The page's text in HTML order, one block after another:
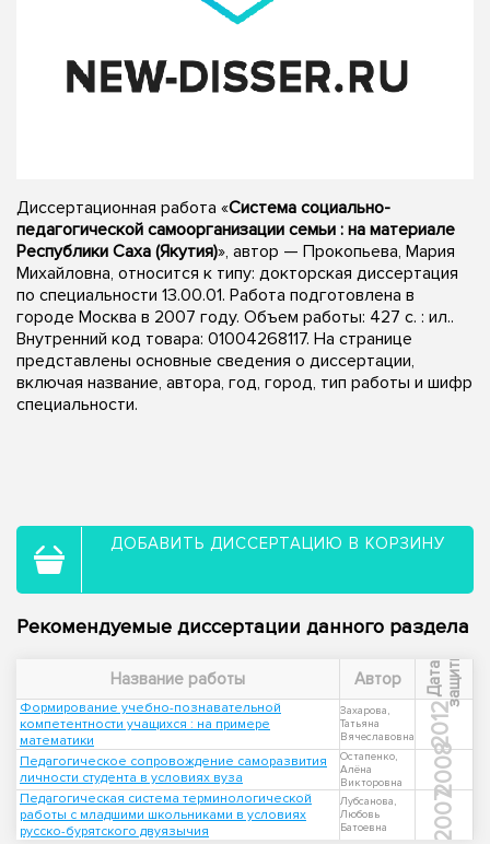
Диссертационная работа «Система социально-
педагогической самоорганизации семьи : на материале
Республики Саха (Якутия)», автор — Прокопьева, Мария
Михайловна, относится к типу: докторская диссертация
по специальности 13.00.01. Работа подготовлена в
городе Москва в 2007 году. Объем работы: 427 с. : ил..
Внутренний код товара: 01004268117. На странице
представлены основные сведения о диссертации,
включая название, автора, год, город, тип работы и шифр
специальности.
ДОБАВИТЬ ДИССЕРТАЦИЮ В КОРЗИНУ
Рекомендуемые диссертации данного раздела
Название работы Автор Д
а
т
а
з
а
щ
и
т ы
Формирование учебно-познавательной
компетентности учащихся : на примере
математики
Захарова,
Татьяна
Вячеславовна
2012
Педагогическое сопровождение саморазвития
личности студента в условиях вуза
Остапенко,
Алёна
Викторовна
2008
Педагогическая система терминологической
работы с младшими школьниками в условиях
русско-бурятского двуязычия
Лубсанова,
Любовь
Батоевна
2007